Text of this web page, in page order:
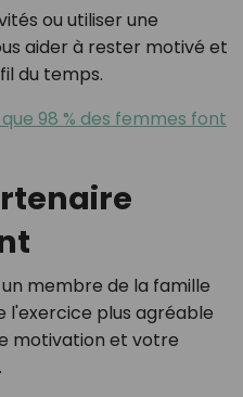
ou utiliser une
aider à rester motivé et
du temps.
98 % des femmes font
membre de la famille
l'exercice plus agréable
motivation et votre